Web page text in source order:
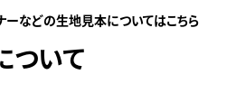
ーなどの生地見本についてはこちら
ついて